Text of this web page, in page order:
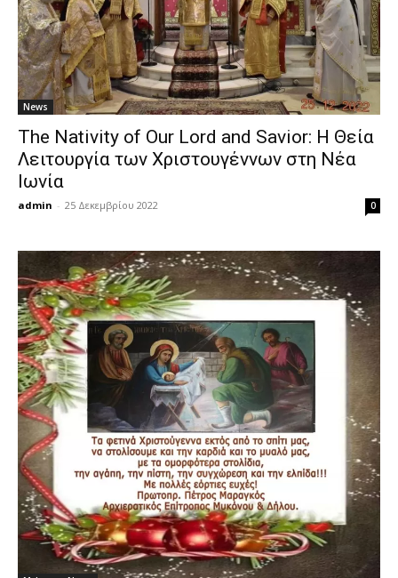
News
The Nativity of Our Lord and Savior: Η Θεία
Λειτουργία των Χριστουγέννων στη Νέα
Ιωνία
admin - 25 Δεκεμβρίου 2022 0